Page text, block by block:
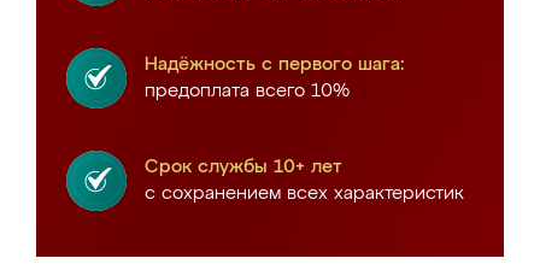
Надёжность с первого шага:
предоплата всего 10%
Срок службы 10+ лет
с сохранением всех характеристик